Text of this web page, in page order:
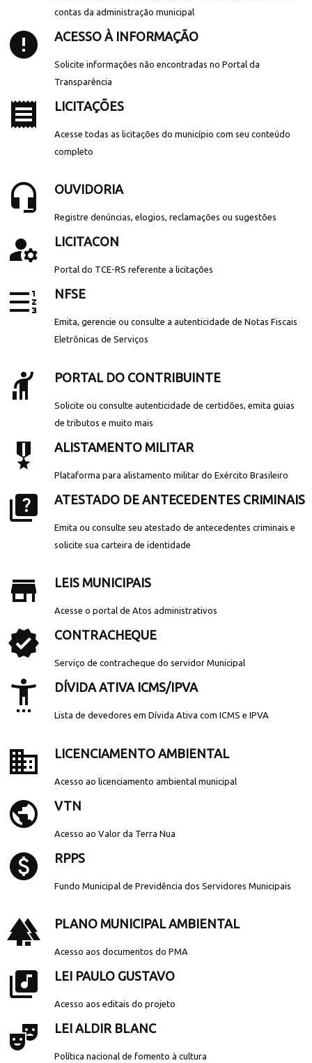
contas da administração municipal
error ACESSO À INFORMAÇÃO
Solicite informações não encontradas no Portal da
Transparência
receipt LICITAÇÕES
Acesse todas as licitações do município com seu conteúdo
completo
headset_mic OUVIDORIA
Registre denúncias, elogios, reclamações ou sugestões
manage_accounts LICITACON
Portal do TCE-RS referente a licitações
format_list_numbered_rtl NFSE
Emita, gerencie ou consulte a autenticidade de Notas Fiscais
Eletrônicas de Serviços
hail PORTAL DO CONTRIBUINTE
Solicite ou consulte autenticidade de certidões, emita guias
de tributos e muito mais
military_tech ALISTAMENTO MILITAR
Plataforma para alistamento militar do Exército Brasileiro
quiz ATESTADO DE ANTECEDENTES CRIMINAIS
Emita ou consulte seu atestado de antecedentes criminais e
solicite sua carteira de identidade
store_mall_directory LEIS MUNICIPAIS
Acesse o portal de Atos administrativos
verified CONTRACHEQUE
Serviço de contracheque do servidor Municipal
settings_accessibility DÍVIDA ATIVA ICMS/IPVA
Lista de devedores em Dívida Ativa com ICMS e IPVA
business LICENCIAMENTO AMBIENTAL
Acesso ao licenciamento ambiental municipal
public VTN
Acesso ao Valor da Terra Nua
paid RPPS
Fundo Municipal de Previdência dos Servidores Municipais
forest PLANO MUNICIPAL AMBIENTAL
Acesso aos documentos do PMA
library_music LEI PAULO GUSTAVO
Acesso aos editais do projeto
theater_comedy LEI ALDIR BLANC
Política nacional de fomento à cultura